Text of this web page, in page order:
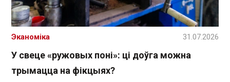
У свеце «ружовых поні»: ці доўга можна
трымацца на фікцыях?
Эканоміка 31.07.2026